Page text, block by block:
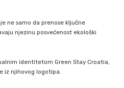
ne samo da prenose ključne
njezinu posvećenost ekološki
identitetom Green Stay Croatia,
iz njihovog logotipa.